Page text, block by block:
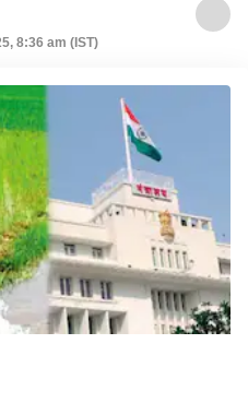
8:36 am (IST)